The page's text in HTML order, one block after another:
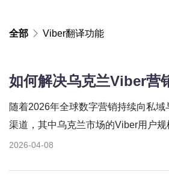
全部 Viber翻译功能
随着2026年全球数字营销持续向私
渠道，其中乌克兰市场的Viber用户规
2026-04-08